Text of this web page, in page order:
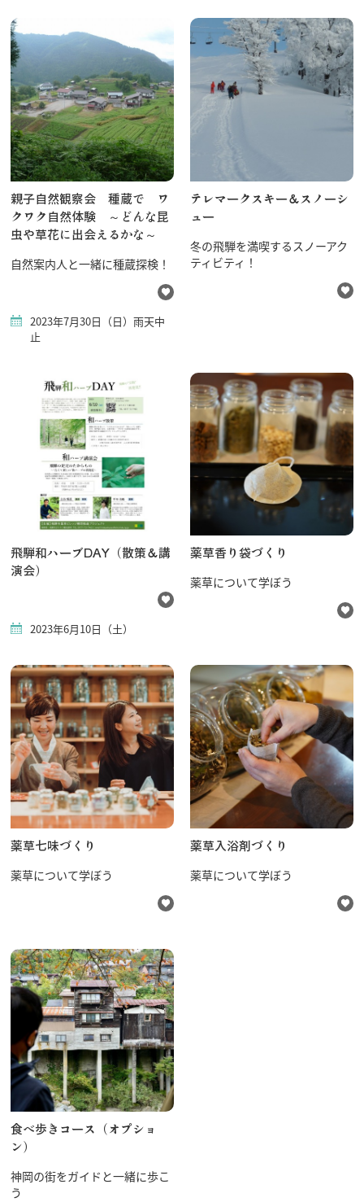
行きたいリスト
コラム
モデルコース
スポット
体験
イベント
宿泊予約
ひだじまん図鑑
交通機関・道路情報
よくある質問
お知らせ
当サイトについて
協会について
パンフレット
写真ダウンロード
関連リンク
お問い合わせ
親子自然観察会 種蔵で ワ
クワク自然体験 ～どんな昆
虫や草花に出会えるかな～
自然案内人と一緒に種蔵探検！
2023年7月30日（日）雨天中
止
テレマークスキー＆スノーシ
ュー
冬の飛騨を満喫するスノーアク
ティビティ！
飛騨和ハーブDAY（散策＆講
演会）
2023年6月10日（土）
薬草香り袋づくり
薬草について学ぼう
薬草七味づくり
薬草について学ぼう
薬草入浴剤づくり
薬草について学ぼう
食べ歩きコース（オプショ
ン）
神岡の街をガイドと一緒に歩こ
う